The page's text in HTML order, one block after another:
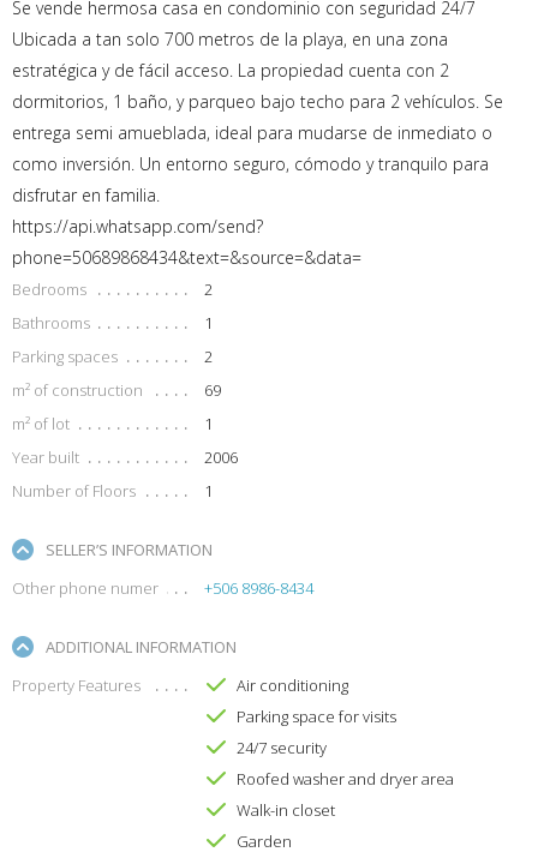
Se vende hermosa casa en condominio con seguridad 24/7
Ubicada a tan solo 700 metros de la playa, en una zona
estratégica y de fácil acceso. La propiedad cuenta con 2
dormitorios, 1 baño, y parqueo bajo techo para 2 vehículos. Se
entrega semi amueblada, ideal para mudarse de inmediato o
como inversión. Un entorno seguro, cómodo y tranquilo para
disfrutar en familia.
https://api.whatsapp.com/send?
phone=50689868434&text=&source=&data=
Bedrooms
2
Bathrooms
1
Parking spaces
2
m² of construction
69
m² of lot
1
Year built
2006
Number of Floors
1
SELLER’S INFORMATION
Other phone numer
+506 8986-8434
ADDITIONAL INFORMATION
Property Features
Air conditioning
Parking space for visits
24/7 security
Roofed washer and dryer area
Walk-in closet
Garden